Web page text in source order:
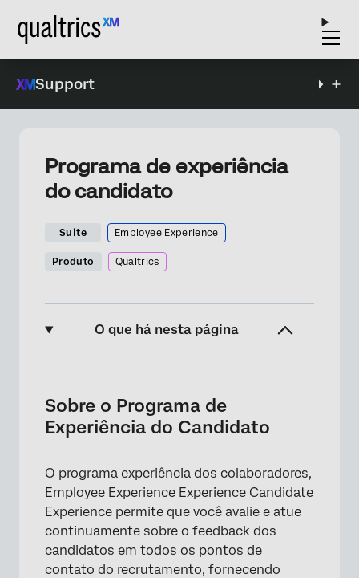
Support
Programa de experiência
do candidato
Suite Employee Experience
Produto Qualtrics
O que há nesta página
Gerenciando seu programa
Pesquisas
Rastreamento da jornada do candidato
Distribuição de pesquisas sobre a experiência
do candidato
Sobre o Programa de
Experiência do Candidato
O programa experiência dos colaboradores,
Employee Experience Experience Candidate
Experience permite que você avalie e atue
continuamente sobre o feedback dos
candidatos em todos os pontos de
contato do recrutamento, fornecendo